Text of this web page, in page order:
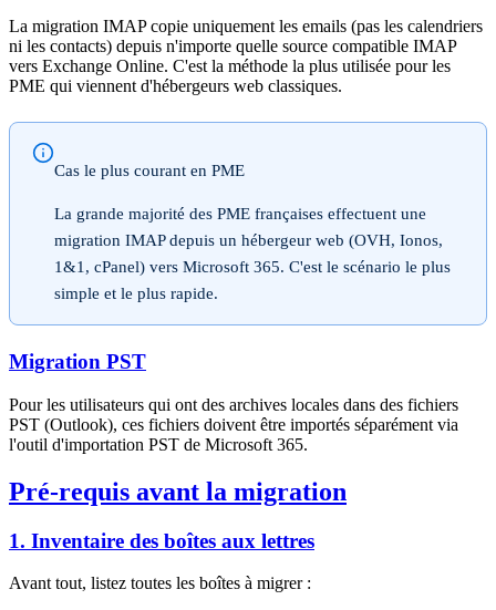
La migration IMAP copie uniquement les emails (pas les calendriers
ni les contacts) depuis n'importe quelle source compatible IMAP
vers Exchange Online. C'est la méthode la plus utilisée pour les
PME qui viennent d'hébergeurs web classiques.
Cas le plus courant en PME
La grande majorité des PME françaises effectuent une
migration IMAP depuis un hébergeur web (OVH, Ionos,
1&1, cPanel) vers Microsoft 365. C'est le scénario le plus
simple et le plus rapide.
Migration PST
Pour les utilisateurs qui ont des archives locales dans des fichiers
PST (Outlook), ces fichiers doivent être importés séparément via
l'outil d'importation PST de Microsoft 365.
Pré-requis avant la migration
1. Inventaire des boîtes aux lettres
Avant tout, listez toutes les boîtes à migrer :